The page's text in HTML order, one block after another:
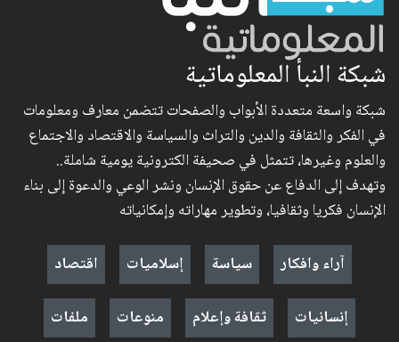
شبكة النبأ المعلوماتية
شبكة واسعة متعددة الأبواب والصفحات تتضمن معارف ومعلومات
في الفكر والثقافة والدين والتراث والسياسة والاقتصاد والاجتماع
والعلوم وغيرها، تتمثل في صحيفة الكترونية يومية شاملة..
وتهدف إلى الدفاع عن حقوق الإنسان ونشر الوعي والدعوة إلى بناء
الإنسان فكريا وثقافيا، وتطوير مهاراته وإمكانياته
آراء وافكار
سياسة إسلاميات
اقتصاد
إنسانيات
ثقافة وإعلام منوعات ملفات